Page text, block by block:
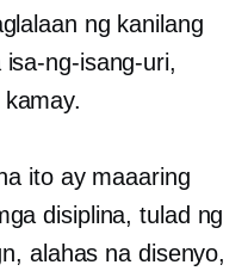
ng kanilang
isa-ng-isang-uri,
ito ay maaaring
disiplina, tulad ng
alahas na disenyo,